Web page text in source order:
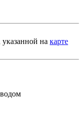
на карте